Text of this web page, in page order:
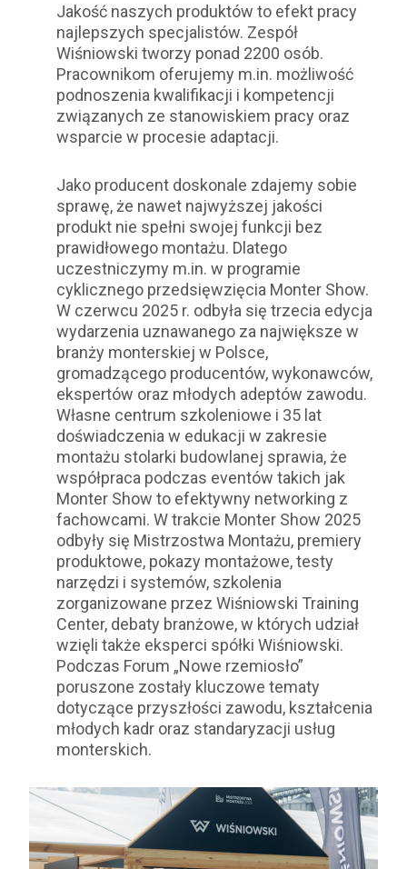
Jakość naszych produktów to efekt pracy
najlepszych specjalistów. Zespół
Wiśniowski tworzy ponad 2200 osób.
Pracownikom oferujemy m.in. możliwość
podnoszenia kwalifikacji i kompetencji
związanych ze stanowiskiem pracy oraz
wsparcie w procesie adaptacji.
Jako producent doskonale zdajemy sobie
sprawę, że nawet najwyższej jakości
produkt nie spełni swojej funkcji bez
prawidłowego montażu. Dlatego
uczestniczymy m.in. w programie
cyklicznego przedsięwzięcia Monter Show.
W czerwcu 2025 r. odbyła się trzecia edycja
wydarzenia uznawanego za największe w
branży monterskiej w Polsce,
gromadzącego producentów, wykonawców,
ekspertów oraz młodych adeptów zawodu.
Własne centrum szkoleniowe i 35 lat
doświadczenia w edukacji w zakresie
montażu stolarki budowlanej sprawia, że
współpraca podczas eventów takich jak
Monter Show to efektywny networking z
fachowcami. W trakcie Monter Show 2025
odbyły się Mistrzostwa Montażu, premiery
produktowe, pokazy montażowe, testy
narzędzi i systemów, szkolenia
zorganizowane przez Wiśniowski Training
Center, debaty branżowe, w których udział
wzięli także eksperci spółki Wiśniowski.
Podczas Forum „Nowe rzemiosło”
poruszone zostały kluczowe tematy
dotyczące przyszłości zawodu, kształcenia
młodych kadr oraz standaryzacji usług
monterskich.